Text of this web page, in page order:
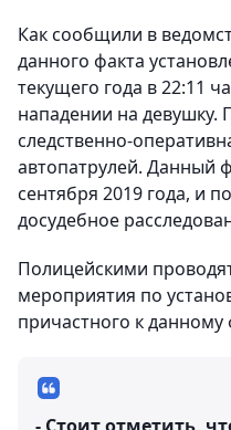
Как сообщили в
данного факта
текущего года в 22:11
нападении на девушку.
следственно-
автопатрулей. Данный
сентября 2019 года, и
досудебное
Полицейскими
мероприятия по
причастного к данному